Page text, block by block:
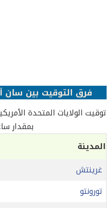
فرق التوقيت بين سان
توقيت الولايات المتحدة
بمقدار
المدينة
غرينتش
تورونتو